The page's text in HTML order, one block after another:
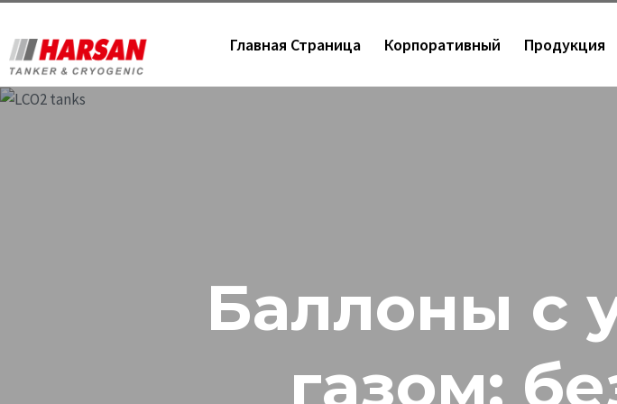
Главная Страница Корпоративный Продукция
Баллоны с
газом: